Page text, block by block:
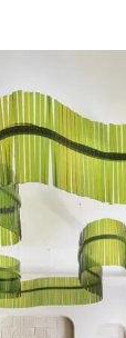
de
láminas
decorativas
y
más
ideas
para
la
decoración
del